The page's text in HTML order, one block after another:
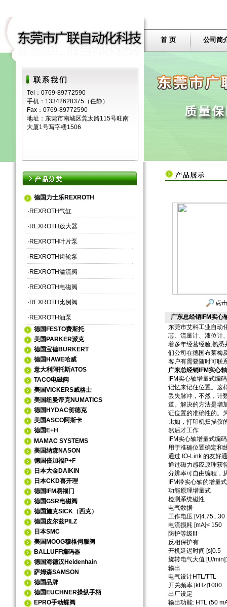
Tel：0769-89772590
手机：13342628375（任静）
Fax：0769-89772590
地址：东莞市南城区莞太路115号旺南
大厦1号写字楼1506
首 页 公司简
德国力士乐REXROTH
· REXROTH气缸
· REXROTH放大器
· REXROTH叶片泵
· REXROTH齿轮泵
· REXROTH溢流阀
· REXROTH电磁阀
· REXROTH比例阀
· REXROTH油泵
德国FESTO费斯托
美国PARKER派克
德国宝德BURKERT
德国HAWE哈威
意大利阿托斯ATOS
TACO电磁阀
美国VICKERS威格士
美国纽曼帝克NUMATICS
德国HYDAC贺德克
美国ASCO阿斯卡
德国E+H
MAMAC SYSTEMS
美国纳森NASON
德国倍加福P+F
日本大金DAIKIN
日本CKD喜开理
德国IFM易福门
德国GSR电磁阀
德国施克SICK（西克）
德国皮尔兹PILZ
日本SMC
美国MOOG穆格伺服阀
BALLUFF编码器
德国海德汉Heidenhain
萨姆森SAMSON
德国品牌
德国EUCHNER操纵手柄
EPRO手动蝶阀
点
广东总经销IFM实心
东莞市艾科工业自动
芯、流量计、液位计
着多年经营经验,熟悉
们公司在德国布莱梅
客户有需要随时可联
广东总经销IFM实心
IFM实心轴增量式编
记忆来记住位置。这
丢失脉冲，不然，计
道。解决的方法是增
证位置的准确性的。
比如，打印机扫描仪
然后才工作
IFM实心轴增量式编
用于准确位置确定和
通过 IO-Link 的友好
通过磁力感应原理获
分辨率可自由编程，
IFM带实心轴的增量
功能原理增量式
检测系统磁性
电气数据
工作电压 [V]4.75...30
电流损耗 [mA]< 150
防护等级III
反相保护有
开机延迟时间 [s]0.5
旋转电气大值 [U/
输出
电气设计HTL/TTL
开关频率 [kHz]1000
出厂设定
输出功能: HTL (50